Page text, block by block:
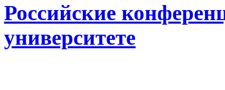
Российские
университете